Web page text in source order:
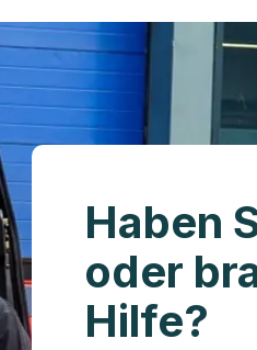
Haben
oder
Hilfe?